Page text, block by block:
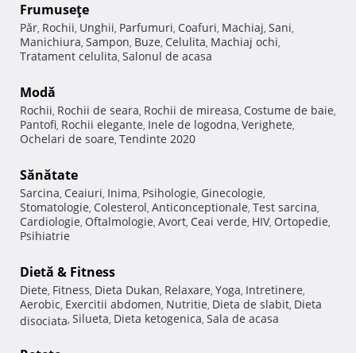
Frumuseţe
Păr, Rochii, Unghii, Parfumuri, Coafuri, Machiaj, Sani,
Manichiura, Sampon, Buze, Celulita, Machiaj ochi,
Tratament celulita, Salonul de acasa
Modă
Rochii, Rochii de seara, Rochii de mireasa, Costume de baie,
Pantofi, Rochii elegante, Inele de logodna, Verighete,
Ochelari de soare, Tendinte 2020
Sănătate
Sarcina, Ceaiuri, Inima, Psihologie, Ginecologie,
Stomatologie, Colesterol, Anticonceptionale, Test sarcina,
Cardiologie, Oftalmologie, Avort, Ceai verde, HIV, Ortopedie,
Psihiatrie
Dietă & Fitness
Diete, Fitness, Dieta Dukan, Relaxare, Yoga, Intretinere,
Aerobic, Exercitii abdomen, Nutritie, Dieta de slabit, Dieta
disociata, Silueta, Dieta ketogenica, Sala de acasa